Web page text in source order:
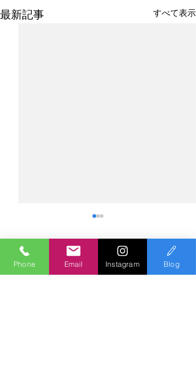
最新記事 すべて表示
コメント
Phone Email Instagram Blog